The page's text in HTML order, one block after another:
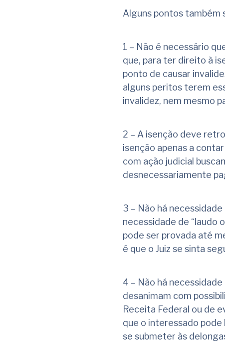
Alguns pontos também
1 – Não é necessário
que, para ter direito à
ponto de causar
alguns peritos terem
invalidez, nem mesmo
2 – A isenção deve
isenção apenas a
com ação judicial
desnecessariamente
3 – Não há
necessidade de “laudo
pode ser provada até
é que o Juiz se sinta
4 – Não há
desanimam com
Receita Federal ou de
que o interessado pode
se submeter às